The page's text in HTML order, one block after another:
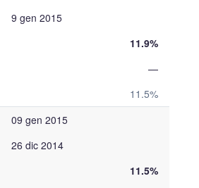
9 gen 2015
11.9%
—
11.5%
09 gen 2015
26 dic 2014
11.5%